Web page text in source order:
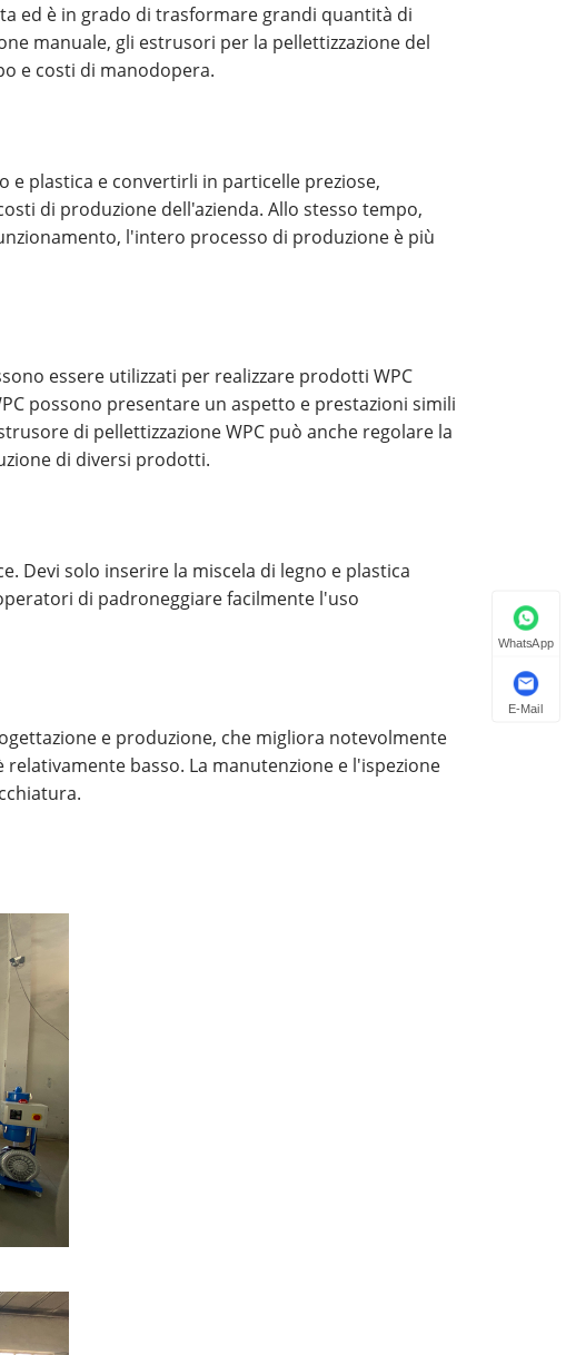
ed è in grado di trasformare grandi quantità di
manuale, gli estrusori per la pellettizzazione del
e costi di manodopera.
e plastica e convertirli in particelle preziose,
di produzione dell'azienda. Allo stesso tempo,
l'intero processo di produzione è più
essere utilizzati per realizzare prodotti WPC
possono presentare un aspetto e prestazioni simili
di pellettizzazione WPC può anche regolare la
di diversi prodotti.
Devi solo inserire la miscela di legno e plastica
di padroneggiare facilmente l'uso
e produzione, che migliora notevolmente
basso. La manutenzione e l'ispezione
WhatsApp
E-Mail